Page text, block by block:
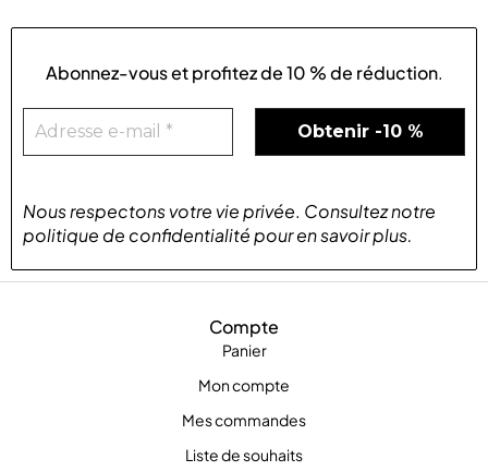
Compte
Panier
Mon compte
Mes commandes
Liste de souhaits
Abonnez-vous et profitez de10 % de réduction.
Nous respectons votre vie privée. Consultez notre
politique de confidentialitépouren savoir plus.